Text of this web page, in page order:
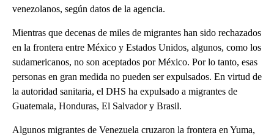
venezolanos, según datos de la agencia.
Mientras que decenas de miles de migrantes han sido rechazados
en la frontera entre México y Estados Unidos, algunos, como los
sudamericanos, no son aceptados por México. Por lo tanto, esas
personas en gran medida no pueden ser expulsados. En virtud de
la autoridad sanitaria, el DHS ha expulsado a migrantes de
Guatemala, Honduras, El Salvador y Brasil.
Algunos migrantes de Venezuela cruzaron la frontera en Yuma,